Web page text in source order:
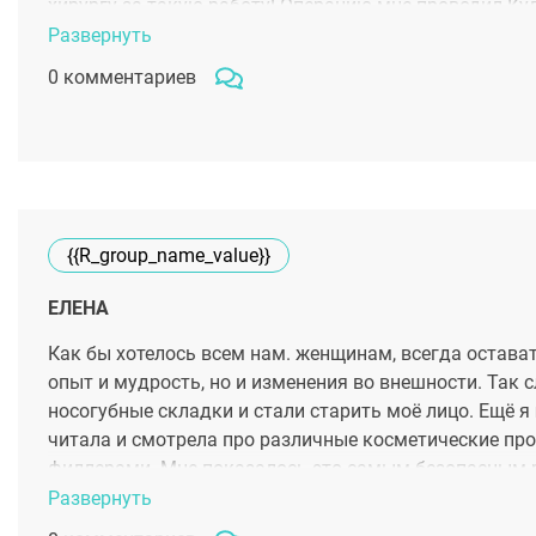
хирургу за такую работу! Операцию мне проводил
носа, у него огромное количество выполненных
хирургу. Под наблюдением я находилась весь
предупредил. что отек будет сохраняться долгое
Развернуть
0 комментариев
{{r_group_name_value}}
ЕЛЕНА
Как бы хотелось всем нам. женщинам, всегда
опыт и мудрость, но и изменения во внешности. Так
носогубные складки и стали старить моё лицо. Ещё
читала и смотрела про различные косметические
филлерами. Мне показалось это самым безопасным
находится в шикарном жилом комплексе.
на основе гиалуроновой кислоты. Процедура
Развернуть